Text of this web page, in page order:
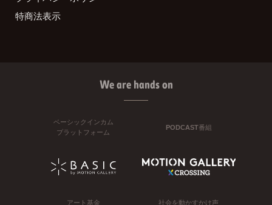
特商法表示
We are hands on
ベーシックインカム
プラットフォーム
PODCAST番組
アート基金 社会を動かすかけ声